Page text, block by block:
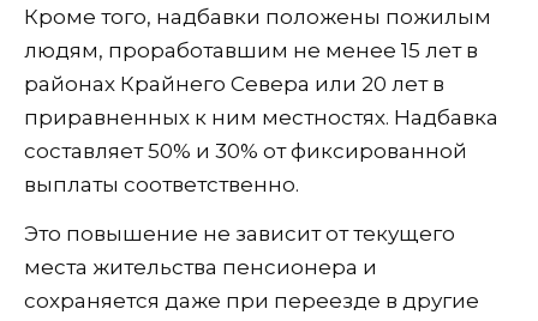
Кроме того, надбавки положены пожилым
людям, проработавшим не менее 15 лет в
районах Крайнего Севера или 20 лет в
приравненных к ним местностях. Надбавка
составляет 50% и 30% от фиксированной
выплаты соответственно.
Это повышение не зависит от текущего
места жительства пенсионера и
сохраняется даже при переезде в другие